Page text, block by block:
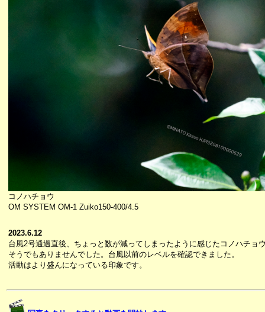
コノハチョウ
OM SYSTEM OM-1 Zuiko150-400/4.5
2023.6.12
台風2号通過直後、ちょっと数が減ってしまったように感じたコノハチョ
そうでもありませんでした。台風以前のレベルを確認できました。
活動はより盛んになっている印象です。